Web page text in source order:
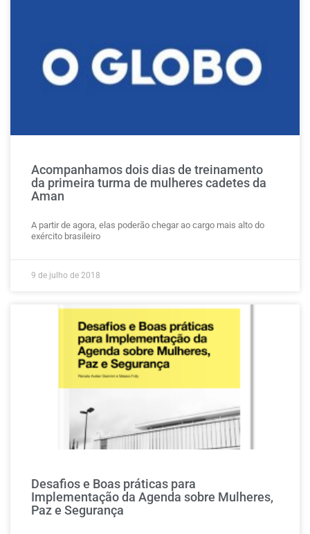
Acompanhamos dois dias de treinamento
da primeira turma de mulheres cadetes da
Aman
A partir de agora, elas poderão chegar ao cargo mais alto do
exército brasileiro
9 de julho de 2018
Desafios e Boas práticas para
Implementação da Agenda sobre Mulheres,
Paz e Segurança